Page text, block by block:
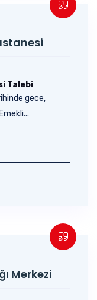
Talebi
gece,
Merkezi